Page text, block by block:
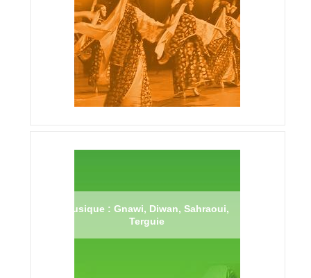
Musique : Gnawi, Diwan, Sahraoui,
Terguie